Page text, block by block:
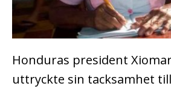
Honduras president
uttryckte sin tacksamhet